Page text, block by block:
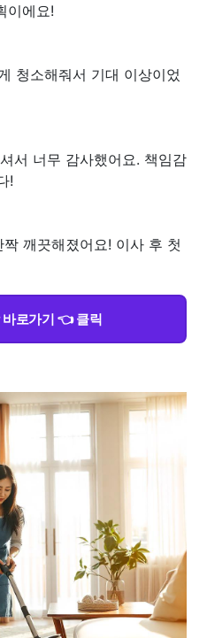
이에요!
청소해줘서 기대 이상이었
서 너무 감사했어요. 책임감
!
깨끗해졌어요! 이사 후 첫
로가기 👈 클릭